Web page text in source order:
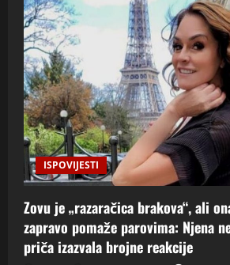
ISPOVIJESTI
Zovu je „razaračica brakova“, ali
zapravo pomaže parovima: Njena
priča izazvala brojne reakcije